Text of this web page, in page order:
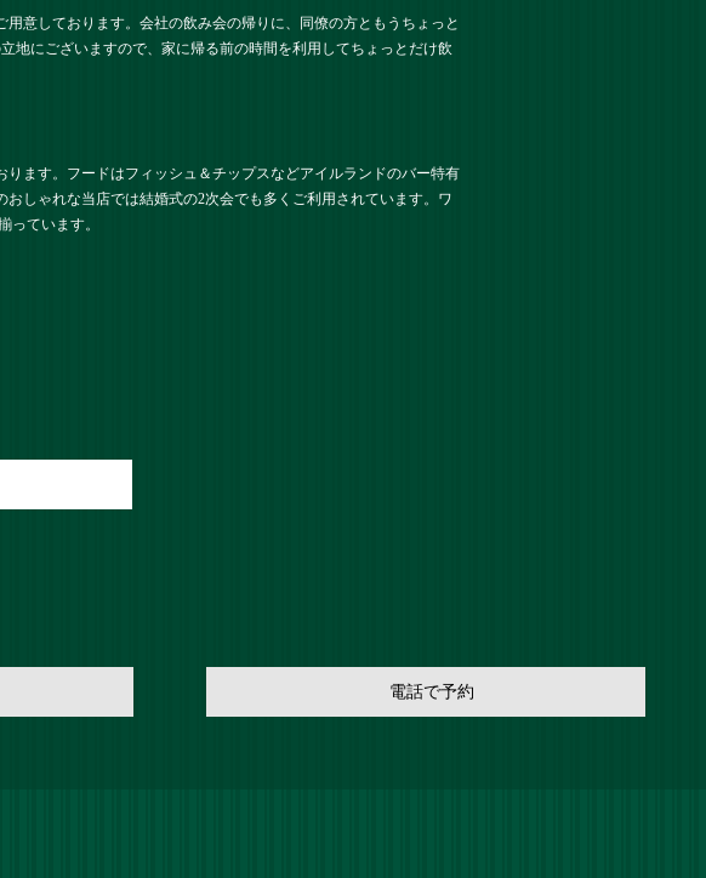
意しております。会社の飲み会の帰りに、同僚の方ともうちょっと
地にございますので、家に帰る前の時間を利用してちょっとだけ飲
ます。フードはフィッシュ＆チップスなどアイルランドのバー特有
しゃれな当店では結婚式の2次会でも多くご利用されています。ワ
ています。
電話で予約